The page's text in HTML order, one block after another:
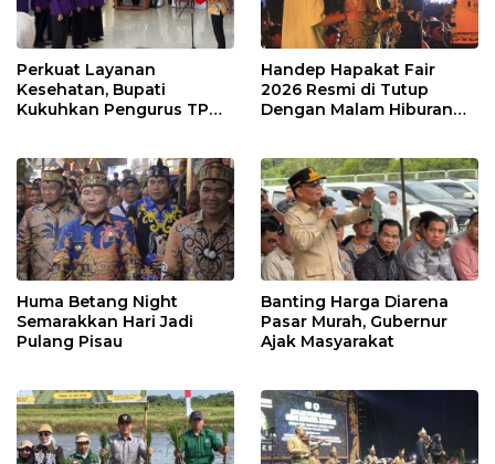
Perkuat Layanan
Kesehatan, Bupati
Kukuhkan Pengurus TP
Handep Hapakat Fair
2026 Resmi di Tutup
Dengan Malam Hiburan
Huma Betang Night
Semarakkan Hari Jadi
Pulang Pisau
Banting Harga Diarena
Pasar Murah, Gubernur
Ajak Masyarakat